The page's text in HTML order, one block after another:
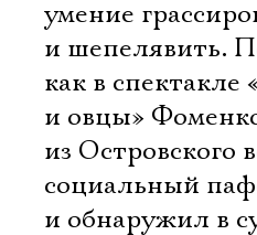
умение
и шепелявить.
как в спектакле
и овцы»
из Островского
социальный
и обнаружил в